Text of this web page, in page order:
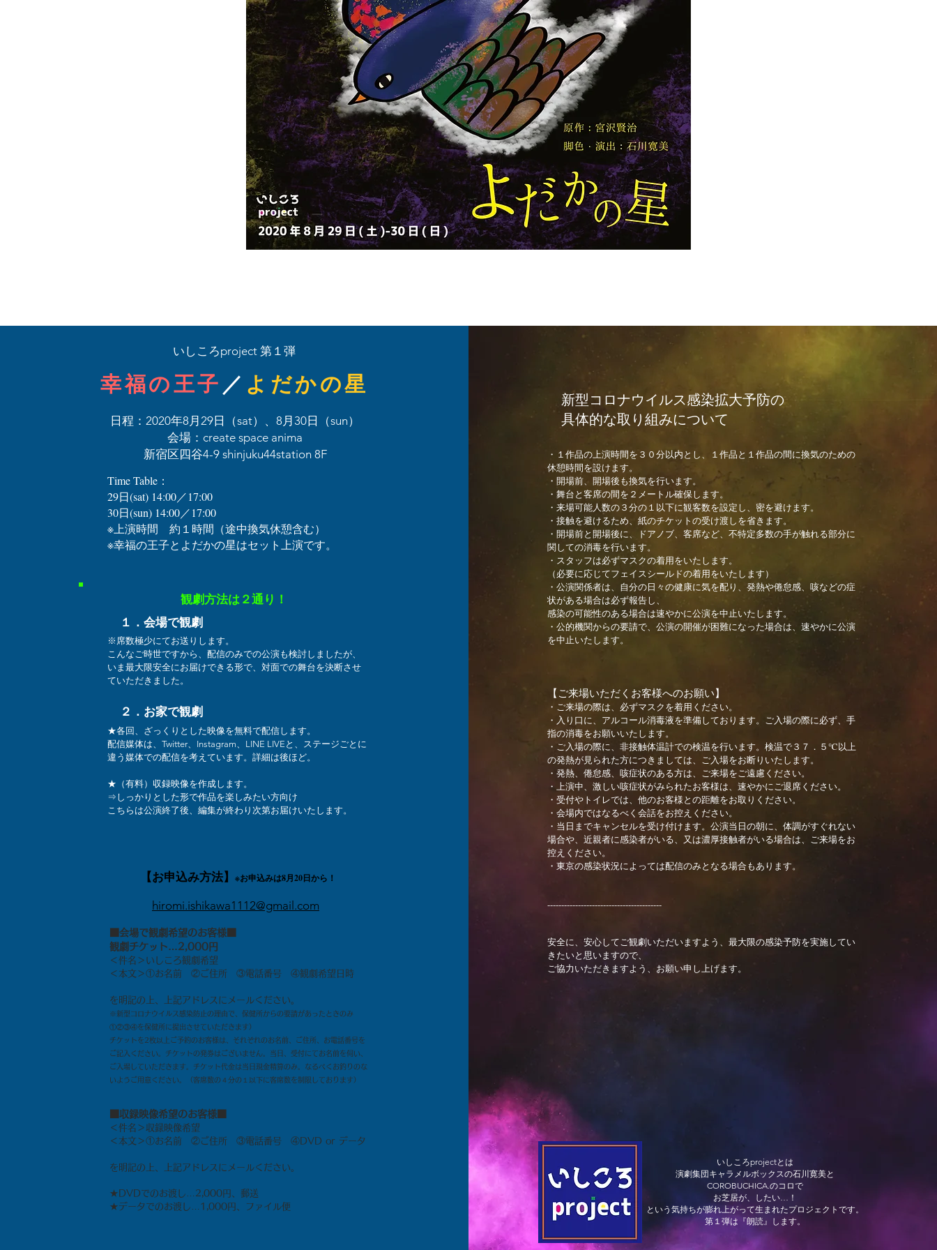
いしころproject 第１弾
幸福の王子 ／ よだかの星
日程：2020年8月29日（sat）、8月30日（sun）
会場：create space anima
​新宿区四谷4-9 shinjuku44station 8F
Time Table：
29日(sat) 14:00／17:00
30日(sun) 14:00／17:00
​※上演時間 約１時間（途中換気休憩含む）
※幸福の王子とよだかの星はセット上演です。
​観劇方法は２通り！
１．会場で観劇
※席数極少にてお送りします。
​こんなご時世ですから、配信のみでの公演も検討しましたが、
いま最大限安全にお届けできる形で、対面での舞台を決断させ
ていただきました。
２．お家で観劇
★各回、ざっくりとした映像を無料で配信します。
配信媒体は、Twitter、Instagram、LINE LIVEと、ステージごとに
違う媒体での配信を考えています。詳細は後ほど。
★（有料）収録映像を作成します。
⇒しっかりとした形で作品を楽しみたい方向け
​こちらは公演終了後、編集が終わり次第お届けいたします。
【お申込み方法】 ※お申込みは8月20日から！
hiromi.ishikawa1112@gmail.com
■会場で観劇希望のお客様■
​観劇チケット…2,000円
＜件名＞いしころ観劇希望
＜本文＞①お名前 ②ご住所 ③電話番号 ④観劇希望日時
を明記の上、上記アドレスにメールください。
※新型コロナウイルス感染防止の理由で、保健所からの要請があったときのみ
①②③④を保健所に提出させていただきます）
チケットを2枚以上ご予約のお客様は、それぞれのお名前、ご住所、お電話番号を
ご記入ください。チケットの発券はございません。当日、受付にてお名前を伺い、
ご入場していただきます。チケット代金は当日現金精算のみ。なるべくお釣りのな
いようご用意ください。（客席数の４分の１以下に客席数を制限しております）
■収録映像希望のお客様■
＜件名＞収録映像希望
＜本文＞①お名前 ②ご住所 ③電話番号 ④DVD or データ
を明記の上、上記アドレスにメールください。
★DVDでのお渡し…2,000円、郵送
​★データでのお渡し…1,000円、ファイル便
新型コロナウイルス感染拡大予防の
具体的な取り組みについて
・１作品の上演時間を３０分以内とし、１作品と１作品の間に換気のための
休憩時間を設けます。
・開場前、開場後も換気を行います。
・舞台と客席の間を２メートル確保します。
・来場可能人数の３分の１以下に観客数を設定し、密を避けます。
・接触を避けるため、紙のチケットの受け渡しを省きます。
・開場前と開場後に、ドアノブ、客席など、不特定多数の手が触れる部分に
関しての消毒を行います。
・スタッフは必ずマスクの着用をいたします。
（必要に応じてフェイスシールドの着用をいたします）
・公演関係者は、自分の日々の健康に気を配り、発熱や倦怠感、咳などの症
状がある場合は必ず報告し、
感染の可能性のある場合は速やかに公演を中止いたします。
・公的機関からの要請で、公演の開催が困難になった場合は、速やかに公演
を中止いたします。
【ご来場いただくお客様へのお願い】
・ご来場の際は、必ずマスクを着用ください。
・入り口に、アルコール消毒液を準備しております。ご入場の際に必ず、手
指の消毒をお願いいたします。
・ご入場の際に、非接触体温計での検温を行います。検温で３７．５℃以上
の発熱が見られた方につきましては、ご入場をお断りいたします。
・発熱、倦怠感、咳症状のある方は、ご来場をご遠慮ください。
・上演中、激しい咳症状がみられたお客様は、速やかにご退席ください。
・受付やトイレでは、他のお客様との距離をお取りください。
・会場内ではなるべく会話をお控えください。
・当日までキャンセルを受け付けます。公演当日の朝に、体調がすぐれない
場合や、近親者に感染者がいる、又は濃厚接触者がいる場合は、ご来場をお
控えください。
・東京の感染状況によっては配信のみとなる場合もあります。
-----------------------------------------
安全に、安心してご観劇いただいますよう、最大限の感染予防を実施してい
きたいと思いますので、
ご協力いただきますよう、お願い申し上げます。
いしころprojectとは
演劇集団キャラメルボックスの石川寛美と
COROBUCHICA.のコロで
お芝居が、したい…！
という気持ちが膨れ上がって生まれたプロジェクトです。
第１弾は『朗読』します。